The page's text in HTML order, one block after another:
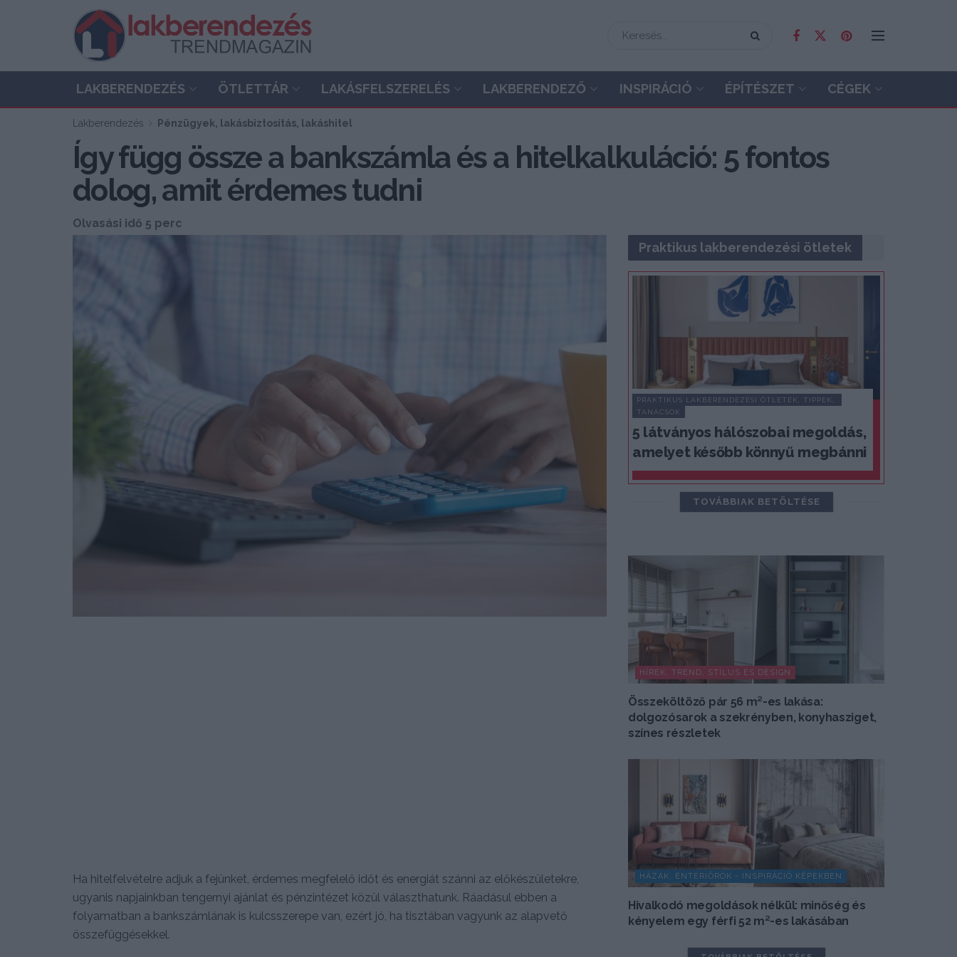
LAKBERENDEZÉS ÖTLETTÁR LAKÁSFELSZERELÉS LAKBERENDEZŐ INSPIRÁCIÓ ÉPÍTÉSZET CÉGEK
Lakberendezés Pénzügyek, lakásbiztosítás, lakáshitel
Így függ össze a bankszámla és a hitelkalkuláció: 5 fontos
dolog, amit érdemes tudni
Olvasási idő 5 perc
Ha hitelfelvételre adjuk a fejünket, érdemes megfelelő időt és energiát szánni az előkészületekre,
ugyanis napjainkban tengernyi ajánlat és pénzintézet közül választhatunk. Ráadásul ebben a
folyamatban a bankszámlának is kulcsszerepe van, ezért jó, ha tisztában vagyunk az alapvető
összefüggésekkel.
Praktikus lakberendezési ötletek
PRAKTIKUS LAKBERENDEZÉSI ÖTLETEK, TIPPEK,
TANÁCSOK
5 látványos hálószobai megoldás,
amelyet később könnyű megbánni
TOVÁBBIAK BETÖLTÉSE
HÍREK, TREND, STÍLUS ÉS DESIGN
Összeköltöző pár 56 m²-es lakása:
dolgozósarok a szekrényben, konyhasziget,
színes részletek
HÁZAK, ENTERIŐRÖK - INSPIRÁCIÓ KÉPEKBEN
Hivalkodó megoldások nélkül: minőség és
kényelem egy férfi 52 m²-es lakásában